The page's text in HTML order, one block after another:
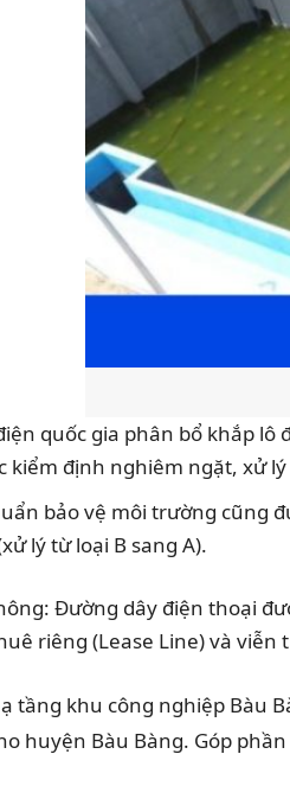
quốc gia phân bổ khắp
kiểm định nghiêm ngặt, xử
bảo vệ môi trường cũng
lý từ loại B sang A).
Đường dây điện thoại
riêng (Lease Line) và viễn
tầng khu công nghiệp Bàu
huyện Bàu Bàng. Góp